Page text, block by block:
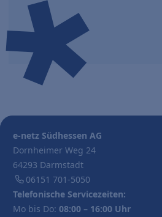
e-netz Südhessen AG
Dornheimer Weg 24
64293 Darmstadt
06151 701-5050
Telefonische Servicezeiten:
Mo bis Do: 08:00 – 16:00 Uhr